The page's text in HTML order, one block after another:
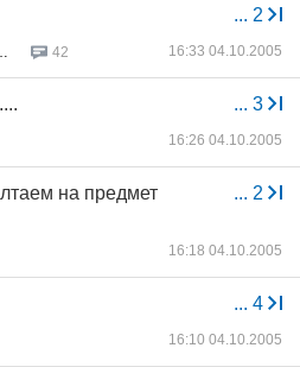
... 2
42 16:33 04.10.2005
... 3
16:26 04.10.2005
... 2
на предмет
16:18 04.10.2005
... 4
16:10 04.10.2005